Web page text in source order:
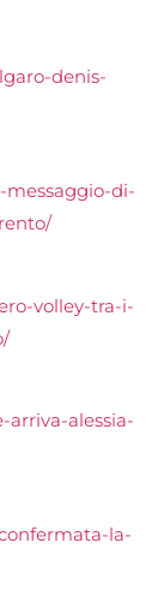
denis-
messaggio-di-
volley-tra-i-
arriva-alessia-
la-